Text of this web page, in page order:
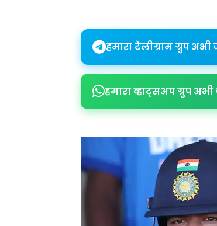
हमारा टेलीग्राम ग्रुप
हमारा व्हाट्सअप ग्रुप